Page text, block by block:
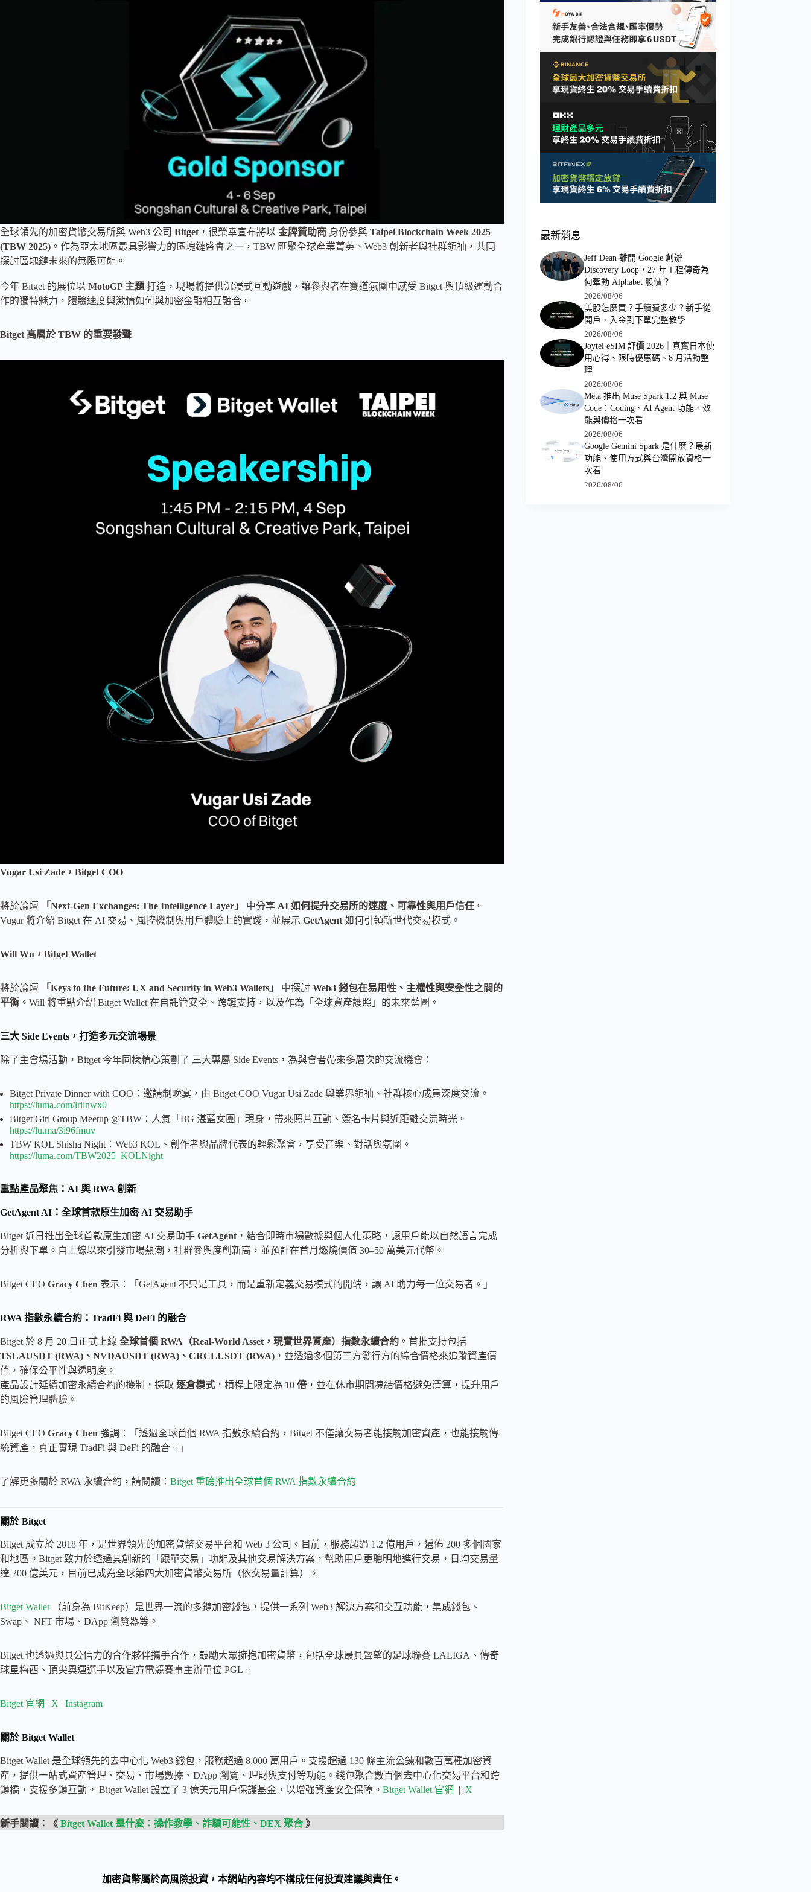
全球領先的加密貨幣交易所與 Web3 公司 Bitget ，很榮幸宣布將以 金牌贊助商 身份參與 Taipei Blockchain Week 2025
(TBW 2025) 。作為亞太地區最具影響力的區塊鏈盛會之一，TBW 匯聚全球產業菁英、Web3 創新者與社群領袖，共同
探討區塊鏈未來的無限可能。
今年 Bitget 的展位以 MotoGP 主題 打造，現場將提供沉浸式互動遊戲，讓參與者在賽道氛圍中感受 Bitget 與頂級運動合
作的獨特魅力，體驗速度與激情如何與加密金融相互融合。
Bitget 高層於 TBW 的重要發聲
Vugar Usi Zade，Bitget COO
將於論壇 「Next-Gen Exchanges: The Intelligence Layer」 中分享 AI 如何提升交易所的速度、可靠性與用戶信任 。
Vugar 將介紹 Bitget 在 AI 交易、風控機制與用戶體驗上的實踐，並展示 GetAgent如何引領新世代交易模式。
Will Wu，Bitget Wallet
將於論壇 「Keys to the Future: UX and Security in Web3 Wallets」 中探討 Web3 錢包在易用性、主權性與安全性之間的
平衡 。Will 將重點介紹 Bitget Wallet 在自託管安全、跨鏈支持，以及作為「全球資產護照」的未來藍圖。
三大 Side Events，打造多元交流場景
除了主會場活動，Bitget 今年同樣精心策劃了 三大專屬 Side Events，為與會者帶來多層次的交流機會：
Bitget Private Dinner with COO：邀請制晚宴，由 Bitget COO Vugar Usi Zade 與業界領袖、社群核心成員深度交流。
https://luma.com/lrilnwx0
Bitget Girl Group Meetup @TBW：人氣「BG 湛藍女團」現身，帶來照片互動、簽名卡片與近距離交流時光。
https://lu.ma/3i96fmuv
TBW KOL Shisha Night：Web3 KOL、創作者與品牌代表的輕鬆聚會，享受音樂、對話與氛圍。
https://luma.com/TBW2025_KOLNight
重點產品聚焦：AI 與 RWA 創新
GetAgent AI：全球首款原生加密 AI 交易助手
Bitget 近日推出全球首款原生加密 AI 交易助手 GetAgent ，結合即時市場數據與個人化策略，讓用戶能以自然語言完成
分析與下單。自上線以來引發市場熱潮，社群參與度創新高，並預計在首月燃燒價值 30–50 萬美元代幣。
Bitget CEO Gracy Chen 表示：「GetAgent 不只是工具，而是重新定義交易模式的開端，讓 AI 助力每一位交易者。」
RWA 指數永續合約：TradFi 與 DeFi 的融合
Bitget 於 8 月 20 日正式上線 全球首個 RWA（Real-World Asset，現實世界資產）指數永續合約 。首批支持包括
TSLAUSDT (RWA)、NVDAUSDT (RWA)、CRCLUSDT (RWA) ，並透過多個第三方發行方的綜合價格來追蹤資產價
值，確保公平性與透明度。
產品設計延續加密永續合約的機制，採取 逐倉模式 ，槓桿上限定為 10 倍 ，並在休市期間凍結價格避免清算，提升用戶
的風險管理體驗。
Bitget CEO Gracy Chen 強調：「透過全球首個 RWA 指數永續合約，Bitget 不僅讓交易者能接觸加密資產，也能接觸傳
統資產，真正實現 TradFi 與 DeFi 的融合。」
了解更多關於 RWA 永續合約，請閱讀： Bitget 重磅推出全球首個 RWA 指數永續合約
關於 Bitget
Bitget 成立於 2018 年，是世界領先的加密貨幣交易平台和 Web 3 公司。目前，服務超過 1.2 億用戶，遍佈 200 多個國家
和地區。Bitget 致力於透過其創新的「跟單交易」功能及其他交易解決方案，幫助用戶更聰明地進行交易，日均交易量
達 200 億美元，目前已成為全球第四大加密貨幣交易所（依交易量計算）。
Bitget Wallet（前身為 BitKeep）是世界一流的多鏈加密錢包，提供一系列 Web3 解決方案和交互功能，集成錢包、
Swap、 NFT 市場、DApp 瀏覽器等。
Bitget 也透過與具公信力的合作夥伴攜手合作，鼓勵大眾擁抱加密貨幣，包括全球最具聲望的足球聯賽 LALIGA、傳奇
球星梅西、頂尖奧運選手以及官方電競賽事主辦單位 PGL。
Bitget 官網 | X | Instagram
關於 Bitget Wallet
Bitget Wallet 是全球領先的去中心化 Web3 錢包，服務超過 8,000 萬用戶。支援超過 130 條主流公鍊和數百萬種加密資
產，提供一站式資產管理、交易、市場數據、DApp 瀏覽、理財與支付等功能。錢包聚合數百個去中心化交易平台和跨
鏈橋，支援多鏈互動。 Bitget Wallet 設立了 3 億美元用戶保護基金，以增強資產安全保障。 Bitget Wallet 官網 | X
新手閱讀：《 Bitget Wallet 是什麼：操作教學、詐騙可能性、DEX 聚合 》
加密貨幣屬於高風險投資，本網站內容均不構成任何投資建議與責任。
最新消息
Jeff Dean 離開 Google 創辦
Discovery Loop，27 年工程傳奇為
何牽動 Alphabet 股價？
2026/08/06
美股怎麼買？手續費多少？新手從
開戶、入金到下單完整教學
2026/08/06
Joytel eSIM 評價 2026｜真實日本使
用心得、限時優惠碼、8 月活動整
理
2026/08/06
Meta 推出 Muse Spark 1.2 與 Muse
Code：Coding、AI Agent 功能、效
能與價格一次看
2026/08/06
Google Gemini Spark 是什麼？最新
功能、使用方式與台灣開放資格一
次看
2026/08/06